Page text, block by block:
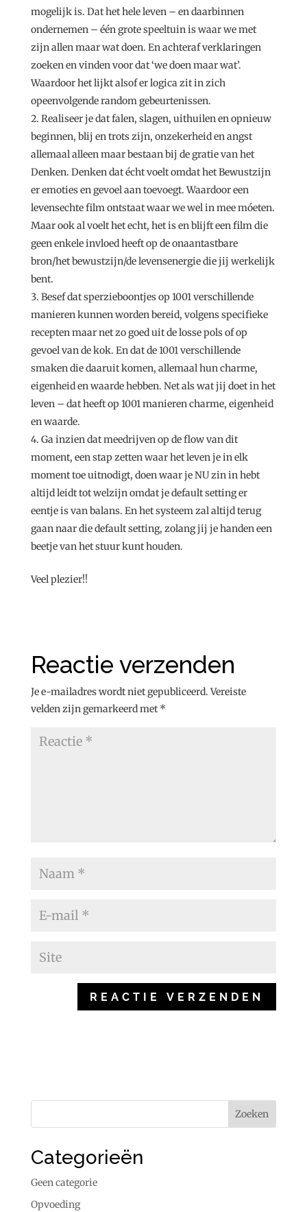
mogelijk is. Dat het hele leven – en daarbinnen
ondernemen – één grote speeltuin is waar we met
zijn allen maar wat doen. En achteraf verklaringen
zoeken en vinden voor dat ‘we doen maar wat’.
Waardoor het lijkt alsof er logica zit in zich
opeenvolgende random gebeurtenissen.
Realiseer je dat falen, slagen, uithuilen en opnieuw
beginnen, blij en trots zijn, onzekerheid en angst
allemaal alleen maar bestaan bij de gratie van het
Denken. Denken dat écht voelt omdat het Bewustzijn
er emoties en gevoel aan toevoegt. Waardoor een
levensechte film ontstaat waar we wel in mee móeten.
Maar ook al voelt het echt, het is en blijft een film die
geen enkele invloed heeft op de onaantastbare
bron/het bewustzijn/de levensenergie die jij werkelijk
bent.
Besef dat sperzieboontjes op 1001 verschillende
manieren kunnen worden bereid, volgens specifieke
recepten maar net zo goed uit de losse pols of op
gevoel van de kok. En dat de 1001 verschillende
smaken die daaruit komen, allemaal hun charme,
eigenheid en waarde hebben. Net als wat jij doet in het
leven – dat heeft op 1001 manieren charme, eigenheid
en waarde.
Ga inzien dat meedrijven op de flow van dit
moment, een stap zetten waar het leven je in elk
moment toe uitnodigt, doen waar je NU zin in hebt
altijd leidt tot welzijn omdat je default setting er
eentje is van balans. En het systeem zal altijd terug
gaan naar die default setting, zolang jij je handen een
beetje van het stuur kunt houden.
Veel plezier!!
Reactie verzenden
Je e-mailadres wordt niet gepubliceerd. Vereiste
velden zijn gemarkeerd met *
Categorieën
Geen categorie
Opvoeding